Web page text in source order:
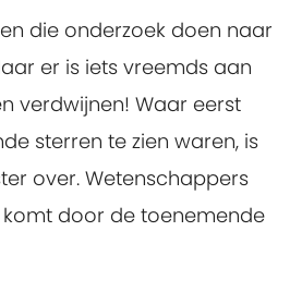
die onderzoek doen naar
er is iets vreemds aan
verdwijnen! Waar eerst
sterren te zien waren, is
over. Wetenschappers
door de toenemende